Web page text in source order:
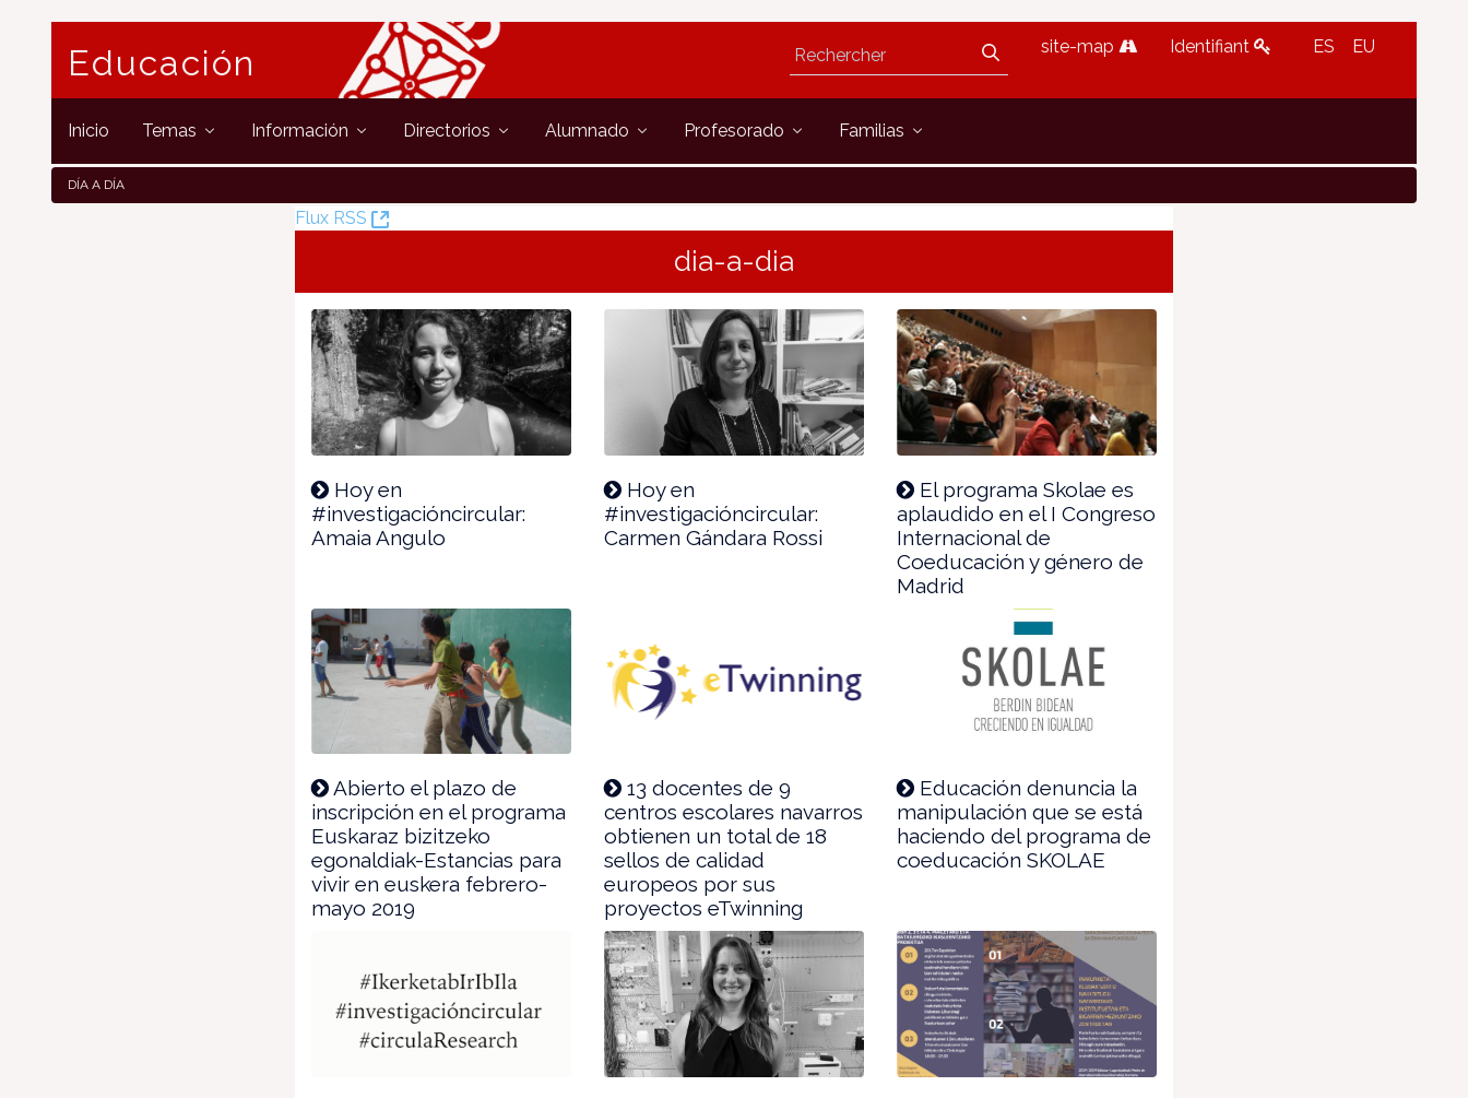
Educación site-map Identifiant ES EU
Inicio Temas Información Directorios Alumnado Profesorado Familias
DÍA A DÍA
Flux RSS
(Ouvre
fenêtre)
dia-a-dia
Hoy en
#investigacióncircular:
Amaia Angulo
Hoy en
#investigacióncircular:
Carmen Gándara Rossi
El programa Skolae es
aplaudido en el I Congreso
Internacional de
Coeducación y género de
Madrid
Abierto el plazo de
inscripción en el programa
Euskaraz bizitzeko
egonaldiak-Estancias para
vivir en euskera febrero-
mayo 2019
13 docentes de 9
centros escolares navarros
obtienen un total de 18
sellos de calidad
europeos por sus
proyectos eTwinning
Educación denuncia la
manipulación que se está
haciendo del programa de
coeducación SKOLAE